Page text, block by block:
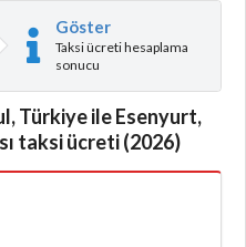
Göster
Taksi ücreti hesaplama
sonucu
Türkiye ile Esenyurt,
taksi ücreti (2026)